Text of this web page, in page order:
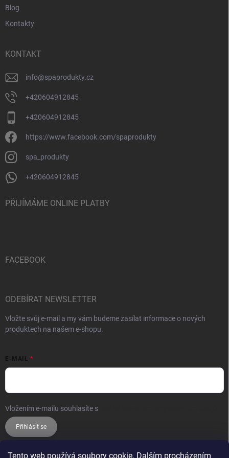
Tento web používá soubory cookie. Dalším procházením
Blog
Kontakty
KONTAKT
info@spaprodukty.cz
+420604912845
+420604912845
https://www.facebook.com/spaprodukty
spa_produkty
+420604912845
PŘIJÍMÁME ONLINE PLATBY
FACEBOOK
ODEBÍRAT NEWSLETTER
Vložte svůj e-mail a my vám budeme zasílat informace o nových
produktech na našem e-shopu.
E-MAIL
Vložením e-mailu souhlasíte s
Přihlásit se